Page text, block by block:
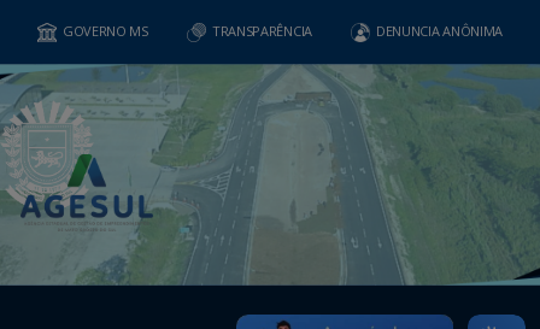
GOVERNO MS TRANSPARÊNCIA DENUNCIA ANÔNIMA